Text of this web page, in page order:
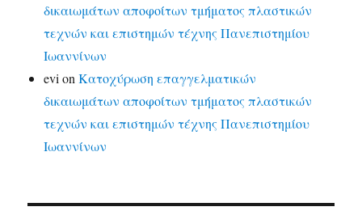
δικαιωμάτων αποφοίτων τμήματος πλαστικών
τεχνών και επιστημών τέχνης Πανεπιστημίου
Ιωαννίνων
evi onΚατοχύρωση επαγγελματικών
δικαιωμάτων αποφοίτων τμήματος πλαστικών
τεχνών και επιστημών τέχνης Πανεπιστημίου
Ιωαννίνων